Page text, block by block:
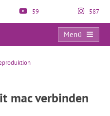
59 587
Menü
mac verbinden